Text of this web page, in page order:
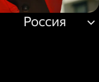
Россия